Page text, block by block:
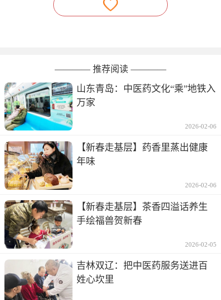
———— 推荐阅读 ————
山东青岛：中医药文化“乘”地铁入
万家
2026-02-06
【新春走基层】药香里蒸出健康
年味
2026-02-06
【新春走基层】茶香四溢话养生
手绘福兽贺新春
2026-02-05
吉林双辽：把中医药服务送进百
姓心坎里